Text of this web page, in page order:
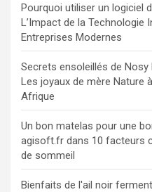
Pourquoi utiliser un logiciel
L’Impact de la Technologie
Entreprises Modernes
Secrets ensoleillés de
Les joyaux de mère Nature
Afrique
Un bon matelas pour une
agisoft.fr dans 10 facteurs
de sommeil
Bienfaits de l'ail noir